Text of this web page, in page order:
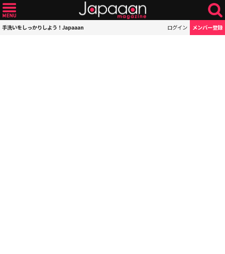
手洗いをしっかりしよう！Japaaan ログイン メンバー登録